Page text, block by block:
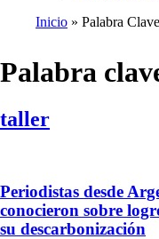
de
Inicio Palabra Clave
Palabra
taller
Periodistas desde
conocieron sobre
su descarbonización